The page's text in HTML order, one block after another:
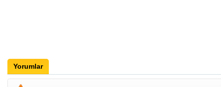
Yorumlar